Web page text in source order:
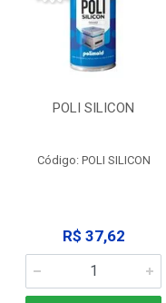
POLI SILICON
Código: POLI SILICON
R$ 37,62